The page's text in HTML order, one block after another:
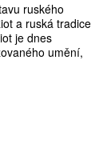
ruského
a ruská tradice
je dnes
umění,